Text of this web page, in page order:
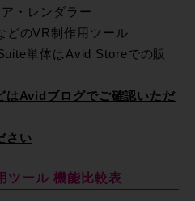
・レンダラー
どのVR制作用ツール
単体はAvid Storeでの販
はAvidブログでご確認いただ
さい
ール 機能比較表